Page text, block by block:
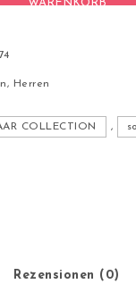
WARENKORB
, Herren
COLLECTION ,
Rezensionen (0)